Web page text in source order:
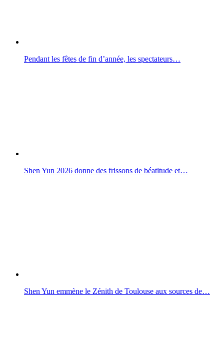
Pendant les fêtes de fin d’année, les spectateurs…
Shen Yun 2026 donne des frissons de béatitude et…
Shen Yun emmène le Zénith de Toulouse aux sources de…